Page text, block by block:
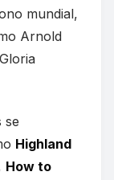
mundial,
Arnold
se
Highland
How to